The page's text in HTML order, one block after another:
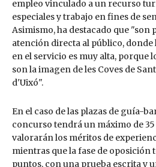
empleo vinculado a un recurso
especiales y trabajo en fines de
Asimismo, ha destacado que "son
atención directa al público, donde
en el servicio es muy alta, porque
son la imagen de les Coves de
d'Uixó".
En el caso de las plazas de guía-
concurso tendrá un máximo de
valorarán los méritos de
mientras que la fase de oposición
puntos, con una prueba escrita y